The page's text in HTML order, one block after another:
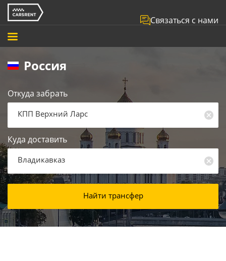
Связаться с нами
Россия
Откуда забрать
КПП Верхний Ларс
Куда доставить
Владикавказ
Найти трансфер